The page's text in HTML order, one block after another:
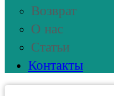
Возврат
О нас
Статьи
Контакты